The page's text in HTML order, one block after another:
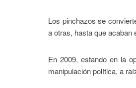
Los pinchazos se
a otras, hasta que acaban
En 2009, estando en la
manipulación política, a